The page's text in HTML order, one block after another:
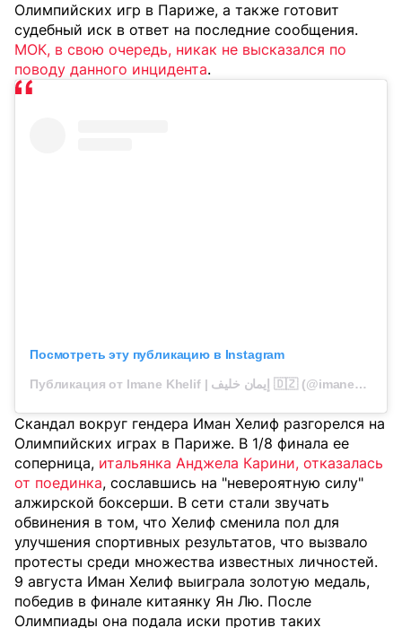
Олимпийских игр в Париже, а также готовит
судебный иск в ответ на последние сообщения.
МОК, в свою очередь, никак не высказался по
поводу данного инцидента.
Посмотреть эту публикацию в Instagram
Публикация от Imane Khelif | إيمان خليف 🇩🇿 (@imane_khelif_10)
Скандал вокруг гендера Иман Хелиф разгорелся на
Олимпийских играх в Париже. В 1/8 финала ее
соперница, итальянка Анджела Карини, отказалась
от поединка, сославшись на "невероятную силу"
алжирской боксерши. В сети стали звучать
обвинения в том, что Хелиф сменила пол для
улучшения спортивных результатов, что вызвало
протесты среди множества известных личностей.
9 августа Иман Хелиф выиграла золотую медаль,
победив в финале китаянку Ян Лю. После
Олимпиады она подала иски против таких